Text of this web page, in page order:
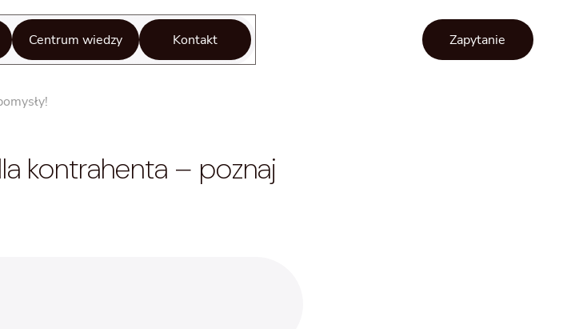
Centrum wiedzy Kontakt Zapytanie
kontrahenta – poznaj